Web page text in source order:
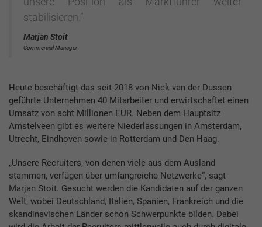
stabilisieren.“
Marjan Stoit
Commercial Manager
Heute beschäftigt das seit 2018 von Nick van der Dussen
geführte Unternehmen 40 Mitarbeiter und erwirtschaftet einen
Umsatz von acht Millionen EUR. Neben dem Hauptsitz
Amstelveen gibt es weitere Niederlassungen in Amsterdam,
Utrecht, Eindhoven sowie in Rotterdam und Den Haag.
„Unsere Recruiters, von denen viele aus dem Ausland
stammen, verfügen über umfangreiche Netzwerke“, sagt
Marjan Stoit. Gesucht werden die Kandidaten auf der ganzen
Welt, wobei Deutschland, Italien, Spanien, Frankreich und die
skandinavischen Länder schon Schwerpunkte bilden. Dabei